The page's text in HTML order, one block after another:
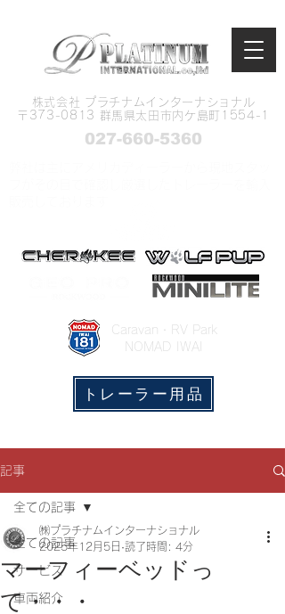
株式会社 プラチナムインターナショナル
​〒373-0813 群馬県太田市内ケ島町1554-1
トレーラー用品
​Caravan・RV Park
NOMAD IWAI
027-660-5360
記事
全ての記事
サービス
車両紹介
全ての記事
マーフィーベッドっ
て・・・
㈱プラチナムインターナショナル
2025年12月5日 読了時間: 4分